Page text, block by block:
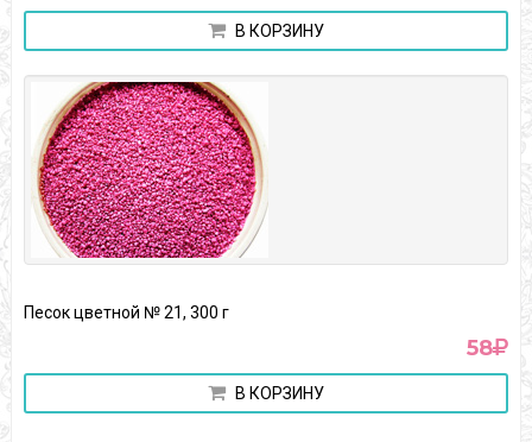
В КОРЗИНУ
Песок цветной № 21, 300 г
58
В КОРЗИНУ